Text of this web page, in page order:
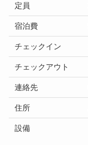
定員
宿泊費
チェックイン
チェックアウト
連絡先
住所
設備